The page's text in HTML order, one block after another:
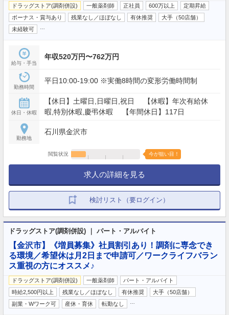
ドラッグストア(調剤併設) 一般薬剤師 正社員 600万以上
定期昇給
ボーナス・賞与あり
残業なし／ほぼなし 有休推奨
大手（50店舗）
未経験可
給与・手当
年収520万円〜762万円
勤務時間
平日10:00-19:00 ※実働8時間の変形労働時間制
休日・休暇
【休日】土曜日,日曜日,祝日 【休暇】年次有給休
暇,特別休暇,慶弔休暇 【年間休日】117日
勤務地
石川県金沢市
閲覧状況 今が狙い目！
求人の詳細を見る
検討リスト（要ログイン）
ドラッグストア(調剤併設) ｜ パート・アルバイト
【金沢市】《増員募集》社員割引あり！調剤に専念でき
る環境／希望休は月2日まで申請可／ワークライフバラン
ス重視の方にオススメ♪
ドラッグストア(調剤併設) 一般薬剤師
パート・アルバイト
時給2,500円以上
残業なし／ほぼなし 有休推奨
大手（50店舗）
副業・Wワーク可
産休・育休 転勤なし